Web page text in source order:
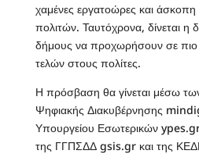
χαμένες εργατοώρες και
πολιτών. Ταυτόχρονα, δίνεται η
δήμους να προχωρήσουν σε πιο
τελών στους πολίτες.
Η πρόσβαση θα γίνεται μέσω
Ψηφιακής Διακυβέρνησης
Υπουργείου Εσωτερικών
της ΓΓΠΣΔΔ gsis.gr και της